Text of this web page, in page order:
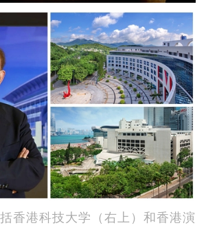
香港科技大学（右上）和香港演